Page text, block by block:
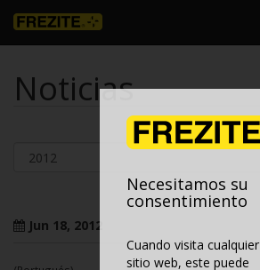
Noticias
Jun 18, 2012
Necesitamos su
consentimiento
Cuando visita cualquier
sitio web, este puede